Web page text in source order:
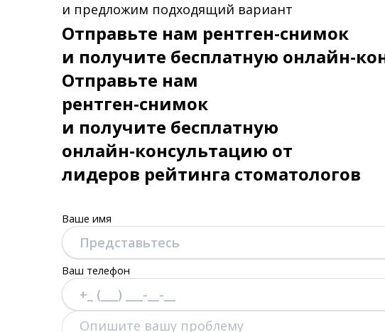
и предложим подходящий вариант
Отправьте нам рентген-снимок
и получите бесплатную онлайн-
Отправьте нам
рентген-снимок
и получите бесплатную
онлайн-консультацию от
лидеров рейтинга стоматологов
Ваше имя
Ваш телефон